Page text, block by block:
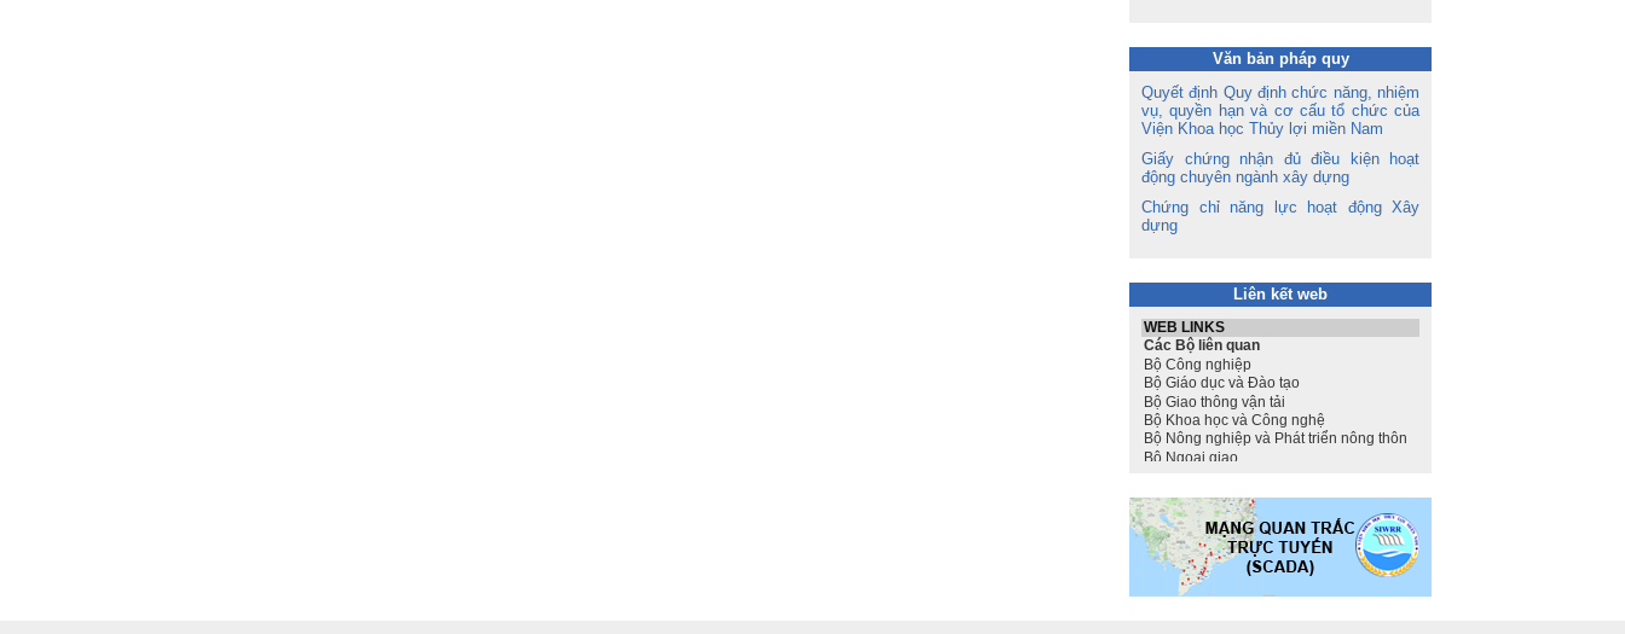
Văn bản pháp quy
Quyết định Quy định chức năng, nhiệm
vụ, quyền hạn và cơ cấu tổ chức của
Viện Khoa học Thủy lợi miền Nam
Giấy chứng nhận đủ điều kiện hoạt
động chuyên ngành xây dựng
Chứng chỉ năng lực hoạt động Xây
dựng
Liên kết web